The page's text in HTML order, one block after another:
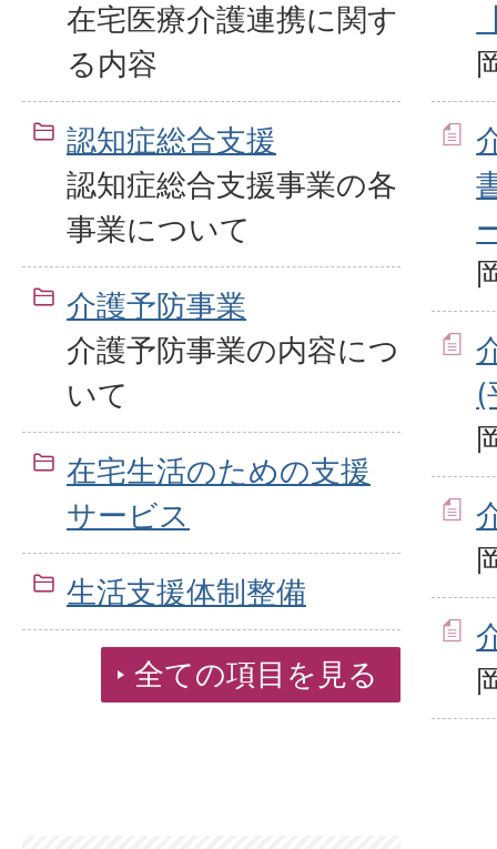
在宅医療介護連携に関す
る内容
認知症総合支援
認知症総合支援事業の各
事業について
介護予防事業
介護予防事業の内容につ
いて
在宅生活のための支援
サービス
生活支援体制整備
全ての項目を見る
(